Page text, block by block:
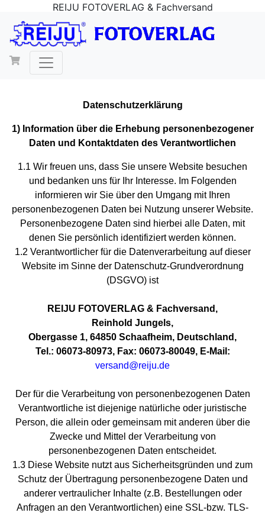
REIJU FOTOVERLAG & Fachversand
Datenschutzerklärung
1) Information über die Erhebung personenbezogener
Daten und Kontaktdaten des Verantwortlichen
1.1 Wir freuen uns, dass Sie unsere Website besuchen
und bedanken uns für Ihr Interesse. Im Folgenden
informieren wir Sie über den Umgang mit Ihren
personenbezogenen Daten bei Nutzung unserer Website.
Personenbezogene Daten sind hierbei alle Daten, mit
denen Sie persönlich identifiziert werden können.
1.2 Verantwortlicher für die Datenverarbeitung auf dieser
Website im Sinne der Datenschutz-Grundverordnung
(DSGVO) ist
REIJU FOTOVERLAG & Fachversand,
Reinhold Jungels,
Obergasse 1, 64850 Schaafheim, Deutschland,
Tel.: 06073-80973, Fax: 06073-80049, E-Mail:
versand@reiju.de
Der für die Verarbeitung von personenbezogenen Daten
Verantwortliche ist diejenige natürliche oder juristische
Person, die allein oder gemeinsam mit anderen über die
Zwecke und Mittel der Verarbeitung von
personenbezogenen Daten entscheidet.
1.3 Diese Website nutzt aus Sicherheitsgründen und zum
Schutz der Übertragung personenbezogene Daten und
anderer vertraulicher Inhalte (z.B. Bestellungen oder
Anfragen an den Verantwortlichen) eine SSL-bzw. TLS-